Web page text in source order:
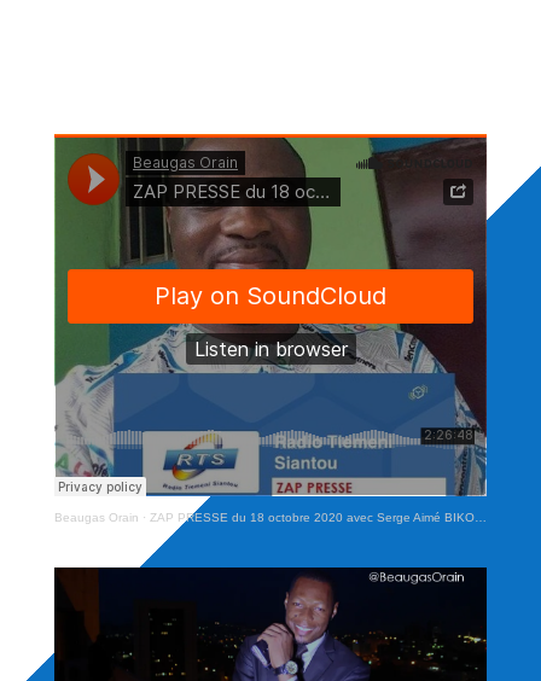
Beaugas Orain · ZAP PRESSE du 18 octobre 2020 avec Serge Aimé BIKOI et Beaugas Orain DJOYUM